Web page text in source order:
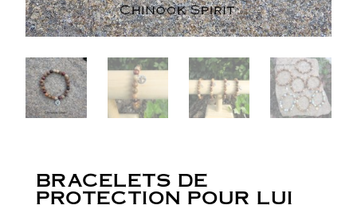
BRACELETS DE
PROTECTION POUR LUI